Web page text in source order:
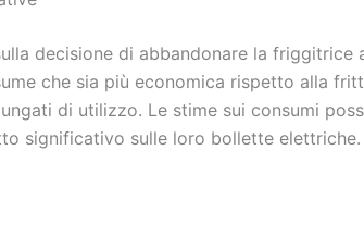
decisione di abbandonare la friggitrice
che sia più economica rispetto alla
di utilizzo. Le stime sui consumi
significativo sulle loro bollette elettriche.